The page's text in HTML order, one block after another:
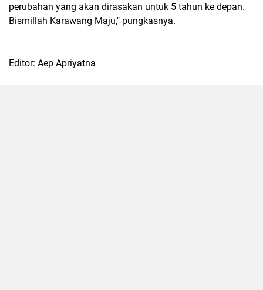
perubahan yang akan dirasakan untuk 5 tahun ke depan.
Bismillah Karawang Maju," pungkasnya.
Editor: Aep Apriyatna